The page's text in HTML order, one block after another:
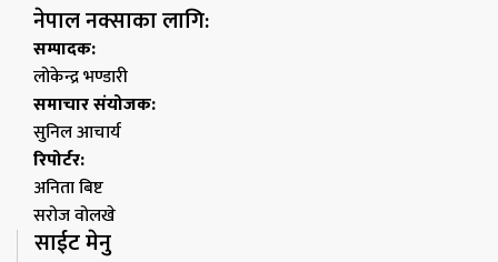
नेपाल नक्साका लागि:
सम्पादक:
लोकेन्द्र भण्डारी
समाचार संयोजक:
सुनिल आचार्य
रिपोर्टर:
अनिता बिष्ट
सरोज वोलखे
साईट मेनु